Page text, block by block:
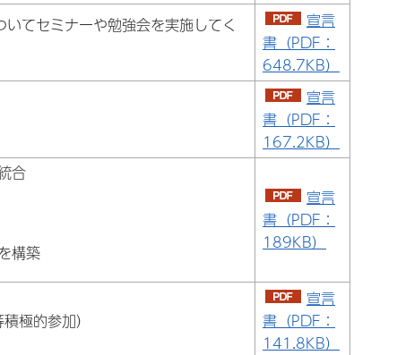
てセミナーや勉強会を実施してく
宣言
書（PDF：
648.7KB）
宣言
書（PDF：
167.2KB）
合
構築
宣言
書（PDF：
189KB）
極的参加）
宣言
書（PDF：
141.8KB）